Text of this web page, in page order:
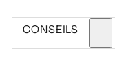
CONSEILS